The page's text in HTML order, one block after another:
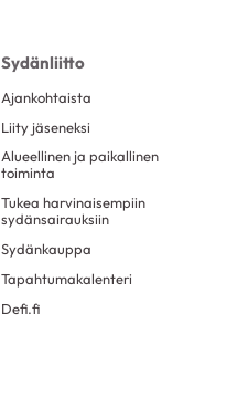
Sydänliitto
Ajankohtaista
Liity jäseneksi
Alueellinen ja paikallinen
toiminta
Tukea harvinaisempiin
sydänsairauksiin
Sydänkauppa
Tapahtumakalenteri
Defi.fi